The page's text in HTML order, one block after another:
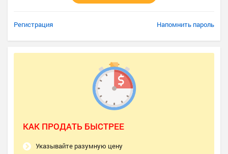
Регистрация Напомнить пароль
КАК ПРОДАТЬ БЫСТРЕЕ
Указывайте разумную цену